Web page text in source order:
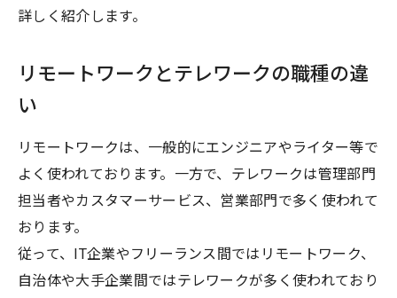
詳しく紹介します。
リモートワークとテレワークの職種の違
い
リモートワークは、一般的にエンジニアやライター等で
よく使われております。一方で、テレワークは管理部門
担当者やカスタマーサービス、営業部門で多く使われて
おります。
従って、IT企業やフリーランス間ではリモートワーク、
自治体や大手企業間ではテレワークが多く使われており